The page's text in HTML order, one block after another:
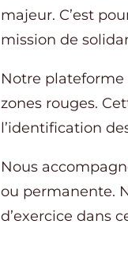
majeur. C’est
mission de
Notre plateforme
zones rouges.
l’identification
Nous
ou permanente.
d’exercice dans